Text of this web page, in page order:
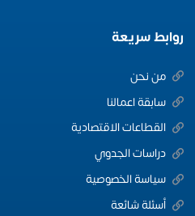
روابط سريعة
من نحن
سابقة اعمالنا
القطاعات الاقتصادية
دراسات الجدوي
سياسة الخصوصية
أسئلة شائعة